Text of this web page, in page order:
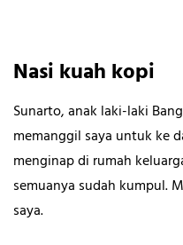
Nasi kuah kopi
Sunarto, anak laki-laki
memanggil saya untuk ke
menginap di rumah
semuanya sudah kumpul.
saya.